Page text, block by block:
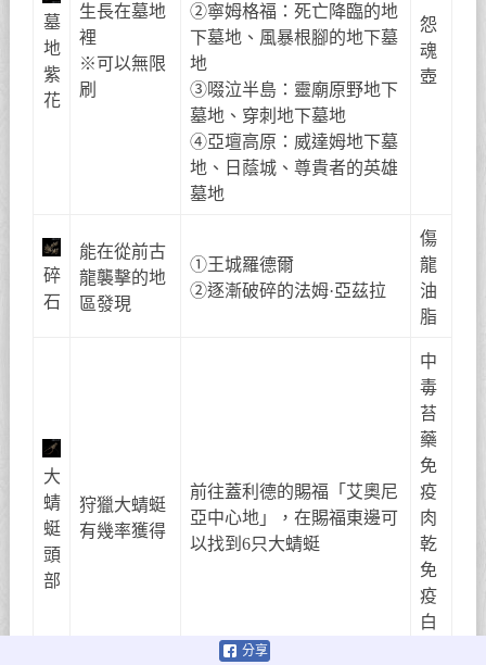
墓
地
紫
花
生長在墓地
裡
※可以無限
刷
②寧姆格福：死亡降臨的地
下墓地、風暴根腳的地下墓
地
③啜泣半島：靈廟原野地下
墓地、穿刺地下墓地
④亞壇高原：威達姆地下墓
地、日蔭城、尊貴者的英雄
墓地
怨
魂
壺
碎
石
能在從前古
龍襲擊的地
區發現
①王城羅德爾
②逐漸破碎的法姆·亞茲拉
傷
龍
油
脂
大
蜻
蜓
頭
部
狩獵大蜻蜓
有幾率獲得
前往蓋利德的賜福「艾奧尼
亞中心地」，在賜福東邊可
以找到6只大蜻蜓
中
毒
苔
藥
免
疫
肉
乾
免
疫
白
分享